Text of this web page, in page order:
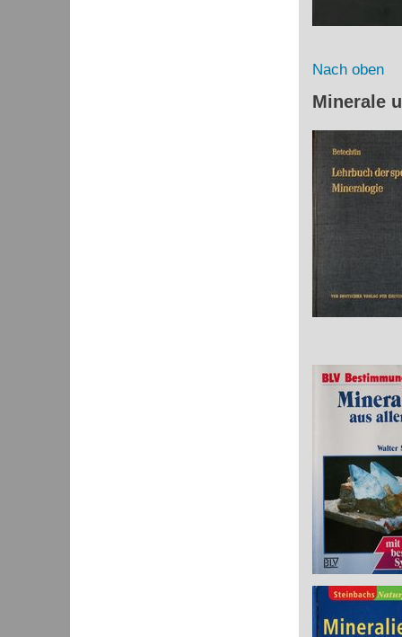
Nach oben
Minerale